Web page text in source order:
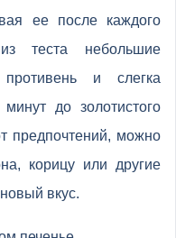
ее после каждого
теста небольшие
и слегка
до золотистого
предпочтений, можно
корицу или другие
вкус.